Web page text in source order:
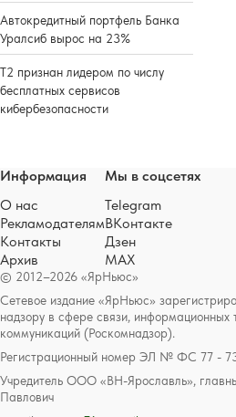
Автокредитный портфель Банка
Уралсиб вырос на 23%
Т2 признан лидером по числу
бесплатных сервисов
кибербезопасности
© 2012–2026 «ЯрНьюс»
Сетевое издание «ЯрНьюс»
надзору в сфере связи, информационных
коммуникаций (Роскомнадзор).
Регистрационный номер ЭЛ № ФС 77 -
Учредитель ООО «ВН-Ярославль»,
Павлович
Информация
О нас
Рекламодателям
Контакты
Архив
Мы в соцсетях
Telegram
ВКонтакте
Дзен
MAX